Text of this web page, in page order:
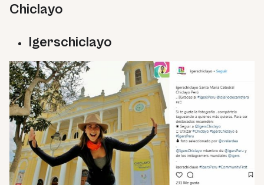
Chiclayo
Igerschiclayo